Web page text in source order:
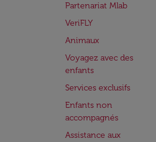
Partenariat Mlab
VeriFLY
Animaux
Voyagez avec des
enfants
Services exclusifs
Enfants non
accompagnés
Assistance aux